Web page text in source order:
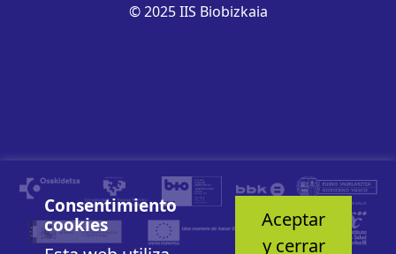
© 2025 IIS Biobizkaia
Consentimiento
cookies
Aceptar
y cerrar